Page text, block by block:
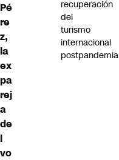
Pé
re
z,
la
ex
pa
rej
a
de
l
vo
recuperación
del
turismo
internacional
postpandemia